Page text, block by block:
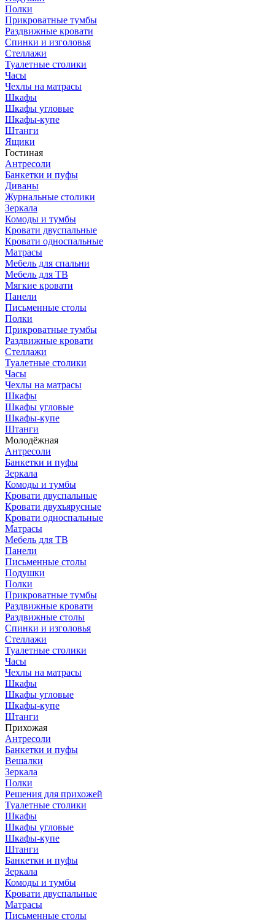
Полки
Прикроватные тумбы
Раздвижные кровати
Спинки и изголовья
Стеллажи
Туалетные столики
Часы
Чехлы на матрасы
Шкафы
Шкафы угловые
Шкафы-купе
Штанги
Ящики
Гостиная
Антресоли
Банкетки и пуфы
Диваны
Журнальные столики
Зеркала
Комоды и тумбы
Кровати двуспальные
Кровати односпальные
Матрасы
Мебель для спальни
Мебель для ТВ
Мягкие кровати
Панели
Письменные столы
Полки
Прикроватные тумбы
Раздвижные кровати
Стеллажи
Туалетные столики
Часы
Чехлы на матрасы
Шкафы
Шкафы угловые
Шкафы-купе
Штанги
Молодёжная
Антресоли
Банкетки и пуфы
Зеркала
Комоды и тумбы
Кровати двуспальные
Кровати двухъярусные
Кровати односпальные
Матрасы
Мебель для ТВ
Панели
Письменные столы
Подушки
Полки
Прикроватные тумбы
Раздвижные кровати
Раздвижные столы
Спинки и изголовья
Стеллажи
Туалетные столики
Часы
Чехлы на матрасы
Шкафы
Шкафы угловые
Шкафы-купе
Штанги
Прихожая
Антресоли
Банкетки и пуфы
Вешалки
Зеркала
Полки
Решения для прихожей
Туалетные столики
Шкафы
Шкафы угловые
Шкафы-купе
Штанги
Банкетки и пуфы
Зеркала
Комоды и тумбы
Кровати двуспальные
Матрасы
Письменные столы